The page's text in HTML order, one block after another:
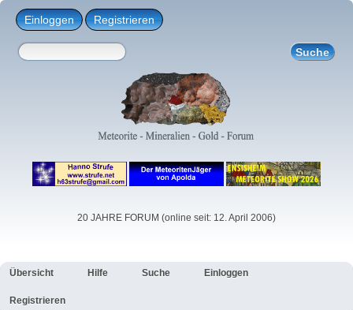
Einloggen Registrieren
20 JAHRE FORUM (online seit: 12. April 2006)
Übersicht Hilfe Suche Einloggen
Registrieren